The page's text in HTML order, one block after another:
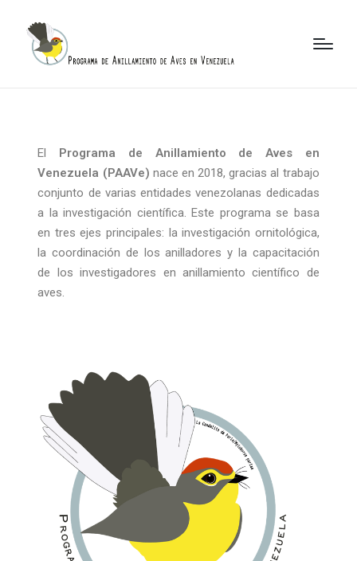
El Programa de Anillamiento de Aves en
Venezuela (PAAVe) nace en 2018, gracias al trabajo
conjunto de varias entidades venezolanas dedicadas
a la investigación científica. Este programa se basa
en tres ejes principales: la investigación ornitológica,
la coordinación de los anilladores y la capacitación
de los investigadores en anillamiento científico de
aves.